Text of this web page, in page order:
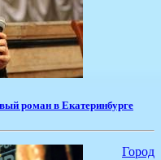
роман в Екатеринбурге
Город